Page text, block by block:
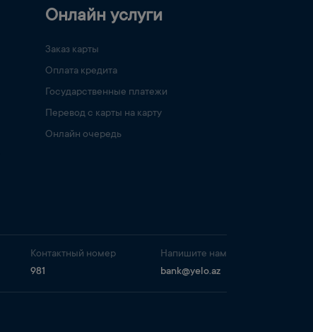
Онлайн услуги
Заказ карты
Оплата кредита
Государственные платежи
Перевод с карты на карту
Онлайн очередь
Контактный номер
981
Напишите нам
bank@yelo.az